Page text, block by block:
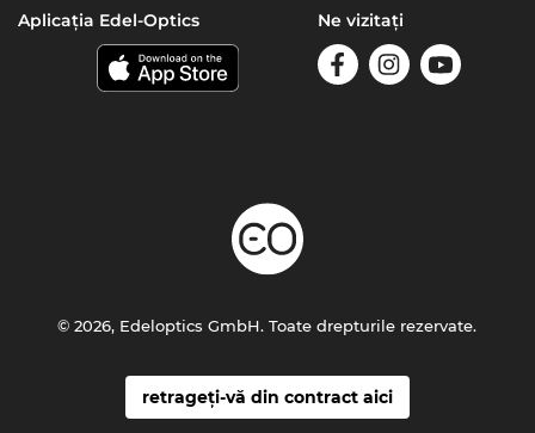
Aplicația Edel-Optics Ne vizitați
retrageți-vă din contract aici
© 2026, Edeloptics GmbH. Toate drepturile rezervate.